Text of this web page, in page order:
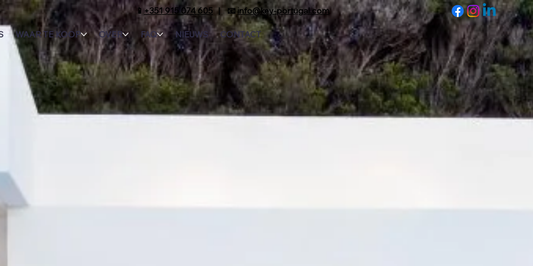
📱 +351 915 074 605| 📧info@key-portugal.com
WAAR TE KOOP OVER FAQ NIEUWS CONTACT